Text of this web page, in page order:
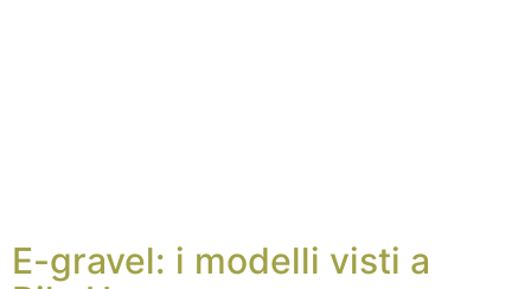
E-gravel: i modelli visti a